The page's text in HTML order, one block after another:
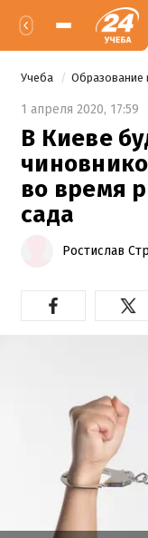
Учеба Образование
1 апреля 2020, 17:59
В Киеве
во время
сада
Ростислав